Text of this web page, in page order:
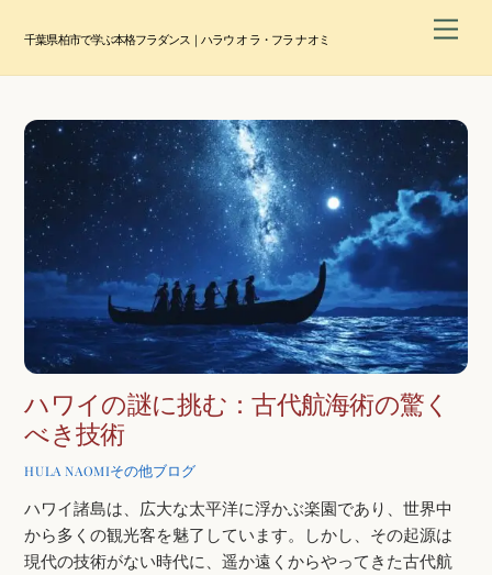
千葉県柏市で学ぶ本格フラダンス｜ハラウ オ ラ・フラ ナオミ
ハワイの謎に挑む：古代航海術の驚く
べき技術
HULA NAOMIその他ブログ
ハワイ諸島は、広大な太平洋に浮かぶ楽園であり、世界中
から多くの観光客を魅了しています。しかし、その起源は
現代の技術がない時代に、遥か遠くからやってきた古代航